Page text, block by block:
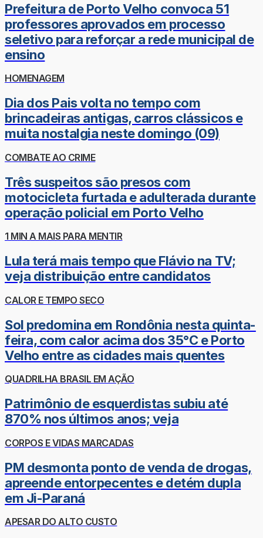
Prefeitura de Porto Velho convoca 51
professores aprovados em processo
seletivo para reforçar a rede municipal de
ensino
HOMENAGEM
Dia dos Pais volta no tempo com
brincadeiras antigas, carros clássicos e
muita nostalgia neste domingo (09)
COMBATE AO CRIME
Três suspeitos são presos com
motocicleta furtada e adulterada durante
operação policial em Porto Velho
1 MIN A MAIS PARA MENTIR
Lula terá mais tempo que Flávio na TV;
veja distribuição entre candidatos
CALOR E TEMPO SECO
Sol predomina em Rondônia nesta quinta-
feira, com calor acima dos 35°C e Porto
Velho entre as cidades mais quentes
QUADRILHA BRASIL EM AÇÃO
Patrimônio de esquerdistas subiu até
870% nos últimos anos; veja
CORPOS E VIDAS MARCADAS
PM desmonta ponto de venda de drogas,
apreende entorpecentes e detém dupla
em Ji-Paraná
APESAR DO ALTO CUSTO